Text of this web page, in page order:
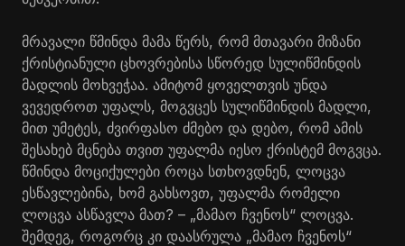
მრავალი წმინდა მამა წერს, რომ მთავარი მიზანი
ქრისტიანული ცხოვრებისა სწორედ სულიწმინდის
მადლის მოხვეჭაა. ამიტომ ყოველთვის უნდა
ვევედროთ უფალს, მოგვცეს სულიწმინდის მადლი,
მით უმეტეს, ძვირფასო ძმებო და დებო, რომ ამის
შესახებ მცნება თვით უფალმა იესო ქრისტემ მოგვცა.
წმინდა მოციქულები როცა სთხოვდნენ, ლოცვა
ესწავლებინა, ხომ გახსოვთ, უფალმა რომელი
ლოცვა ასწავლა მათ? – „მამაო ჩვენოს“ ლოცვა.
შემდეგ, როგორც კი დაასრულა „მამაო ჩვენოს“